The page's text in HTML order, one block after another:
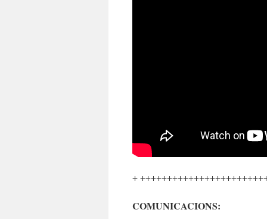
+
COMUNICACIONS: